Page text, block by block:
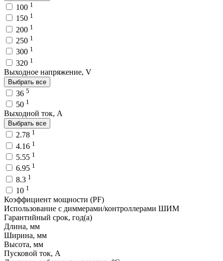
100 1
150 1
200 1
250 1
300 1
320 1
Выходное напряжение, V
Выбрать все
36 5
50 1
Выходной ток, A
Выбрать все
2.78 1
4.16 1
5.55 1
6.95 1
8.3 1
10 1
Коэффициент мощности (PF)
Использование с диммерами/контроллерами ШИМ
Гарантийный срок, год(а)
Длина, мм
Ширина, мм
Высота, мм
Пусковой ток, A